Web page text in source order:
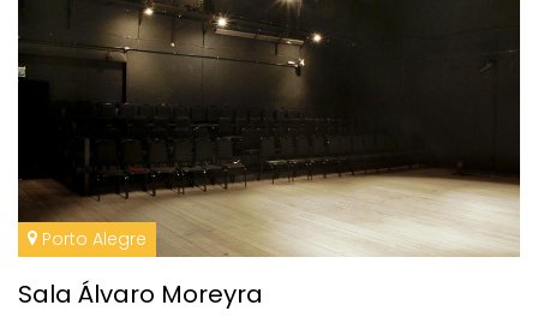
Porto Alegre
Sala Álvaro Moreyra